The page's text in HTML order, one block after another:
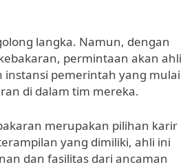
langka. Namun, dengan
permintaan akan ahli
instansi pemerintah yang mulai
di dalam tim mereka.
merupakan pilihan karir
yang dimiliki, ahli ini
dan fasilitas dari ancaman